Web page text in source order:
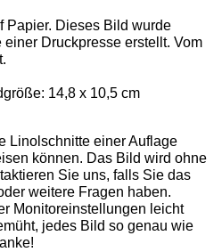
Papier. Dieses Bild wurde
Druckpresse erstellt. Vom
14,8 x 10,5 cm
Linolschnitte einer Auflage
können. Das Bild wird ohne
Sie uns, falls Sie das
weitere Fragen haben.
Monitoreinstellungen leicht
jedes Bild so genau wie